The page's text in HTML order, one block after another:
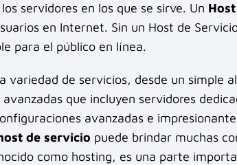
servidores en los que se sirve. Un Host
en Internet. Sin un Host de
para el público en línea.
variedad de servicios, desde un simple
que incluyen servidores
avanzadas e
de servicio puede brindar muchas
como hosting, es una parte